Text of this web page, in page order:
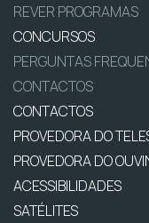
REVER PROGRAMAS
CONCURSOS
PERGUNTAS
CONTACTOS
CONTACTOS
PROVEDORA DO
PROVEDORA DO
ACESSIBILIDADES
SATÉLITES